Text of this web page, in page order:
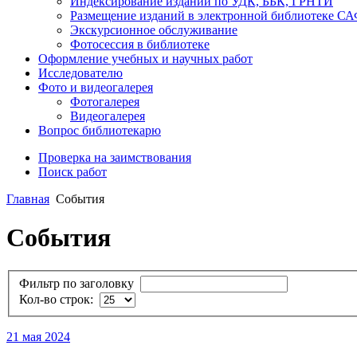
Размещение изданий в электронной библиотеке
Экскурсионное обслуживание
Фотосессия в библиотеке
Оформление учебных и научных работ
Исследователю
Фото и видеогалерея
Фотогалерея
Видеогалерея
Вопрос библиотекарю
Проверка на заимствования
Поиск работ
Главная События
События
Фильтр по заголовку
Кол-во строк:
21 мая 2024